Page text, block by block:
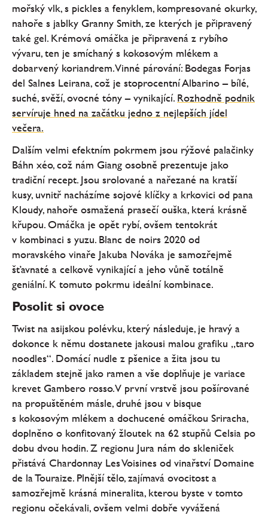
mořský vlk, s pickles a fenyklem, kompresované okurky,
nahoře s jablky Granny Smith, ze kterých je připravený
také gel. Krémová omáčka je připravená z rybího
vývaru, ten je smíchaný s kokosovým mlékem a
dobarvený koriandrem. Vinné párování: Bodegas Forjas
del Salnes Leirana, což je stoprocentní Albarino – bílé,
suché, svěží, ovocné tóny – vynikající. Rozhodně podnik
servíruje hned na začátku jedno z nejlepších jídel
večera.
Dalším velmi efektním pokrmem jsou rýžové palačinky
Báhn xéo, což nám Giang osobně prezentuje jako
tradiční recept. Jsou srolované a nařezané na kratší
kusy, uvnitř nacházíme sojové klíčky a krkovici od pana
Kloudy, nahoře osmažená prasečí ouška, která krásně
křupou. Omáčka je opět rybí, ovšem tentokrát
v kombinaci s yuzu. Blanc de noirs 2020 od
moravského vinaře Jakuba Nováka je samozřejmě
šťavnaté a celkově vynikající a jeho vůně totálně
geniální. K tomuto pokrmu ideální kombinace.
Posolit si ovoce
Twist na asijskou polévku, který následuje, je hravý a
dokonce k němu dostanete jakousi malou grafiku „taro
noodles“. Domácí nudle z pšenice a žita jsou tu
základem stejně jako ramen a vše doplňuje je variace
krevet Gambero rosso. V první vrstvě jsou pošírované
na propuštěném másle, druhé jsou v bisque
s kokosovým mlékem a dochucené omáčkou Sriracha,
doplněno o konfitovaný žloutek na 62 stupňů Celsia po
dobu dvou hodin. Z regionu Jura nám do skleniček
přistává Chardonnay Les Voisines od vinařství Domaine
de la Touraize. Plnější tělo, zajímavá ovocitost a
samozřejmě krásná mineralita, kterou byste v tomto
regionu očekávali, ovšem velmi dobře vyvážená